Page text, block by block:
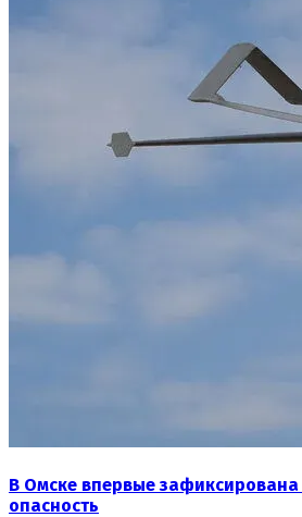
В Омске впервые зафиксирована
опасность